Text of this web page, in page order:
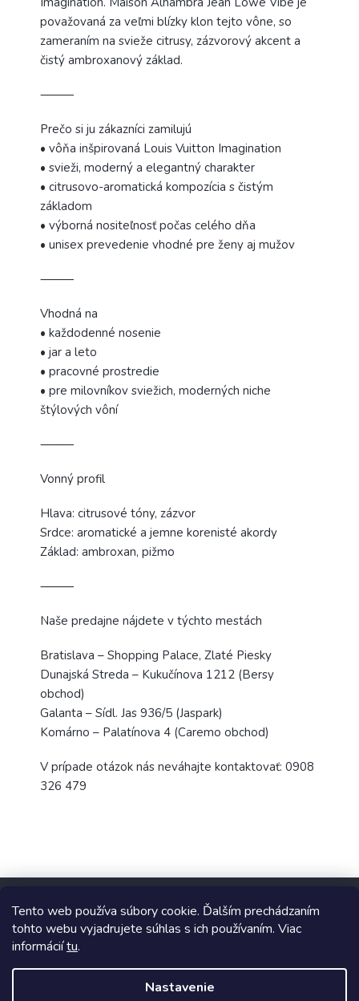
Tento web používa súbory cookie. Ďalším prechádzaním
tohto webu vyjadrujete súhlas s ich používaním. Viac
informáciítu.
Nastavenie
považovaná za veľmi blízky klon tejto vône, so
zameraním na svieže citrusy, zázvorový akcent a
čistý ambroxanový základ.
⸻
Prečo si ju zákazníci zamilujú
• vôňa inšpirovaná Louis Vuitton Imagination
• svieži, moderný a elegantný charakter
• citrusovo-aromatická kompozícia s čistým
základom
• výborná nositeľnosť počas celého dňa
• unisex prevedenie vhodné pre ženy aj mužov
⸻
Vhodná na
• každodenné nosenie
• jar a leto
• pracovné prostredie
• pre milovníkov sviežich, moderných niche
štýlových vôní
⸻
Vonný profil
Hlava: citrusové tóny, zázvor
Srdce: aromatické a jemne korenisté akordy
Základ: ambroxan, pižmo
⸻
Naše predajne nájdete v týchto mestách
Bratislava – Shopping Palace, Zlaté Piesky
Dunajská Streda – Kukučínova 1212 (Bersy
obchod)
Galanta – Sídl. Jas 936/5 (Jaspark)
Komárno – Palatínova 4 (Caremo obchod)
V prípade otázok nás neváhajte kontaktovať: 0908
326 479
Copyright 2026TopUpParfémy. Všetky práva vyhradené.